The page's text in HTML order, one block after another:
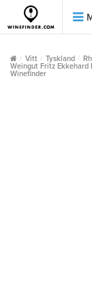
Vitt Tyskland
Weingut Fritz Ekkehard
Winefinder